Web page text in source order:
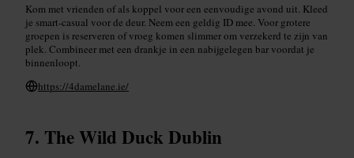
Kom met vrienden of als koppel voor een eenvoudige avond uit. Kleed
je smart-casual voor de deur. Neem een geldig ID mee. Voor grotere
groepen is reserveren of vroeg komen slimmer om verzekerd te zijn van
plek. Combineer met een drankje in een nabijgelegen bar voordat je
binnenloopt.
https://4damelane.ie/
The Wild Duck Dublin